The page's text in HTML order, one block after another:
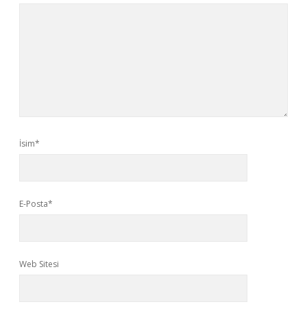
İsim*
E-Posta*
Web Sitesi